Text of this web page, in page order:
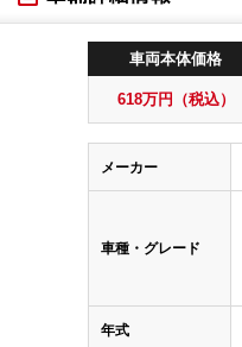
車両本体価格
618万円（税込）
メーカー
車種・グレード
年式